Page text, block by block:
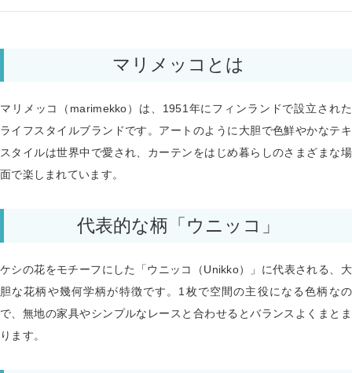
マリメッコとは
マリメッコ（marimekko）は、1951年にフィンランドで設立された
ライフスタイルブランドです。アートのように大胆で色鮮やかなテキ
スタイルは世界中で愛され、カーテンをはじめ暮らしのさまざまな場
面で楽しまれています。
代表的な柄「ウニッコ」
ケシの花をモチーフにした「ウニッコ（Unikko）」に代表される、大
胆な花柄や幾何学柄が特徴です。1枚で空間の主役になる色柄なの
で、無地の家具やシンプルなレースと合わせるとバランスよくまとま
ります。